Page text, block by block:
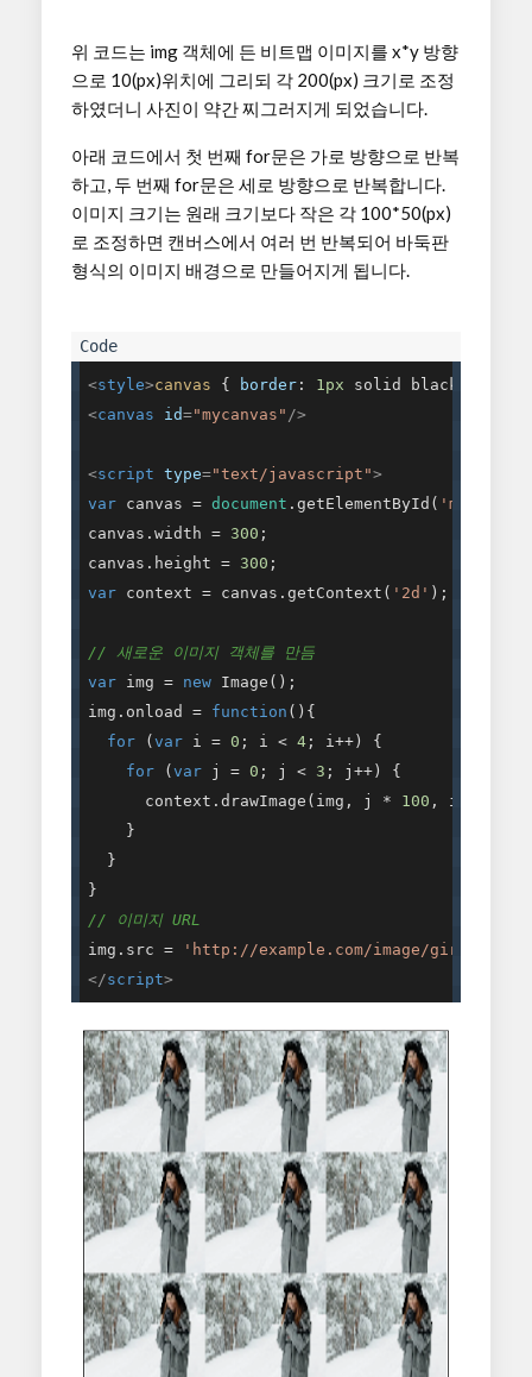
위 코드는 img 객체에 든 비트맵 이미지를 x*y 방향
으로 10(px)위치에 그리되 각 200(px) 크기로 조정
하였더니 사진이 약간 찌그러지게 되었습니다.
아래 코드에서 첫 번째 for문은 가로 방향으로 반복
하고, 두 번째 for문은 세로 방향으로 반복합니다.
이미지 크기는 원래 크기보다 작은 각 100*50(px)
로 조정하면 캔버스에서 여러 번 반복되어 바둑판
형식의 이미지 배경으로 만들어지게 됩니다.
<style>canvas { border: 1px solid black; }
<canvas id="mycanvas" />
<script type="text/javascript">
var canvas = document .getElementById(
canvas.width = 300 ;
canvas.height = 300
var context = canvas.getContext( '2d' );
// 새로운 이미지 객체를 만듬
var img = new Image();
img.onload = function ( ) {
for ( var i = 0 ; i < 4; i++) {
for ( var j = 0 ; j < 3 ; j++) {
      context.drawImage(img, j *
100 , i *
    }
  }
// 이미지 URL
img.src =
'http://example.com/image/girl-
</script>